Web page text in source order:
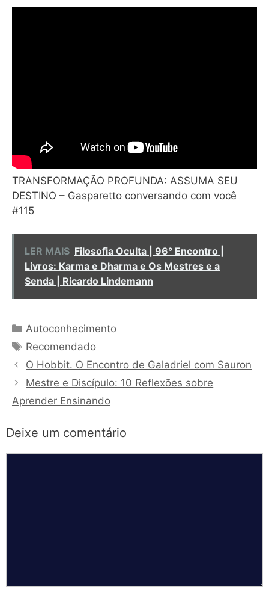
TRANSFORMAÇÃO PROFUNDA: ASSUMA SEU
DESTINO – Gasparetto conversando com você
#115
LER MAIS Filosofia Oculta | 96° Encontro |
Livros: Karma e Dharma e Os Mestres e a
Senda | Ricardo Lindemann
Categorias
Autoconhecimento
Tags
Recomendado
O Hobbit. O Encontro de Galadriel com Sauron
Mestre e Discípulo: 10 Reflexões sobre
Aprender Ensinando
Deixe um comentário